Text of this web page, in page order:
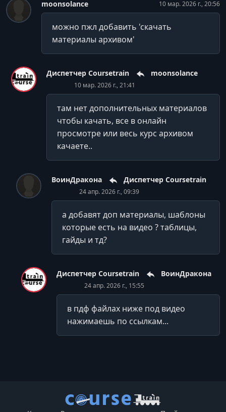
moonsolance 10 мар. 2026 г., 20:56
можно пжл добавить 'скачать
материалы архивом'
Диспетчер Coursetrain moonsolance
10 мар. 2026 г., 21:41
там нет дополнительных материалов
чтобы качать, все в онлайн
просмотре или весь курс архивом
качаете..
ВоинДракона Диспетчер Coursetrain
24 апр. 2026 г., 09:39
а добавят доп материалы, шаблоны
которые есть на видео ? таблицы,
гайды и тд?
Диспетчер Coursetrain ВоинДракона
24 апр. 2026 г., 15:55
в пдф файлах ниже под видео
нажимаешь по ссылкам...